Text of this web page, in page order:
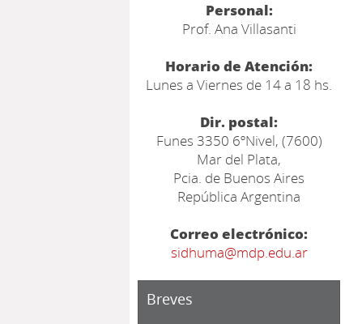
Personal:
Prof. Ana Villasanti
Horario de Atención:
Lunes a Viernes de 14 a 18 hs.
Dir. postal:
Funes 3350 6ºNivel, (7600)
Mar del Plata,
Pcia. de Buenos Aires
República Argentina
Correo electrónico:
sidhuma@mdp.edu.ar
Breves